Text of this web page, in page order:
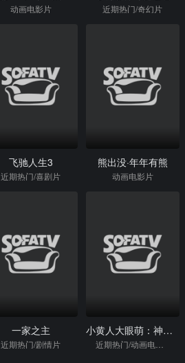
动画电影片 近期热门/奇幻片
飞驰人生3
近期热门/喜剧片
熊出没·年年有熊
动画电影片
一家之主
近期热门/剧情片
小黄人大眼萌：神偷奶爸前传
近期热门/动画电影片